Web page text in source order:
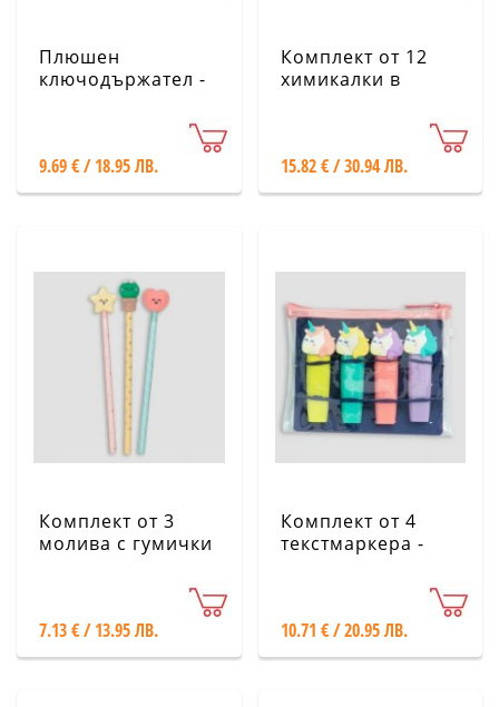
Плюшен
ключодържател -
9.69 € / 18.95 ЛВ.
Комплект от 12
химикалки в
15.82 € / 30.94 ЛВ.
Комплект от 3
молива с гумички
7.13 € / 13.95 ЛВ.
Комплект от 4
текстмаркера -
10.71 € / 20.95 ЛВ.